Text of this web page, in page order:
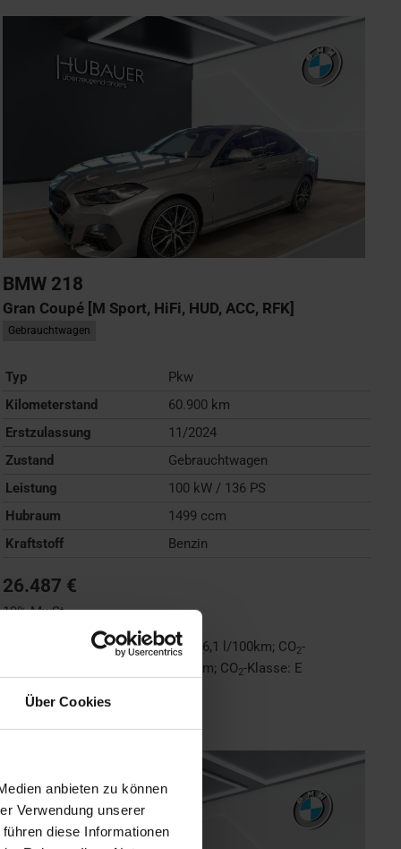
Über Cookies
anbieten zu können
Verwendung unserer
diese Informationen
BMW 218
Gran Coupé [M Sport, HiFi, HUD, ACC, RFK]
Gebrauchtwagen
Typ
Pkw
Kilometerstand
60.900 km
Erstzulassung
11/2024
Zustand
Gebrauchtwagen
Leistung
100 kW / 136 PS
Hubraum
1499 ccm
Kraftstoff
Benzin
26.487 €
19% MwSt.
Kraftstoffverbrauch (kombiniert): 6,1 l/100km; CO2-
138 g/km; CO2-Klasse: E
FAHRZEUG ANZEIGEN